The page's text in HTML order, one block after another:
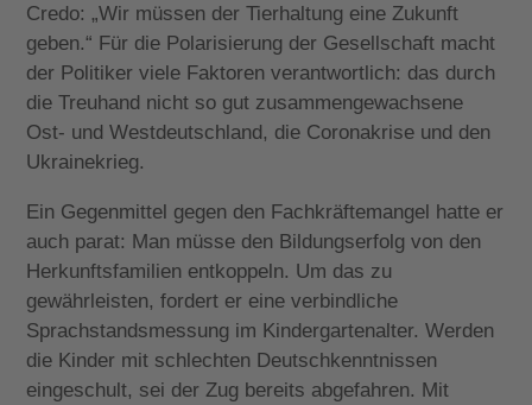
Credo: „Wir müssen der Tierhaltung eine Zukunft
geben.“ Für die Polarisierung der Gesellschaft macht
der Politiker viele Faktoren verantwortlich: das durch
die Treuhand nicht so gut zusammengewachsene
Ost- und Westdeutschland, die Coronakrise und den
Ukrainekrieg.
Ein Gegenmittel gegen den Fachkräftemangel hatte er
auch parat: Man müsse den Bildungserfolg von den
Herkunftsfamilien entkoppeln. Um das zu
gewährleisten, fordert er eine verbindliche
Sprachstandsmessung im Kindergartenalter. Werden
die Kinder mit schlechten Deutschkenntnissen
eingeschult, sei der Zug bereits abgefahren. Mit